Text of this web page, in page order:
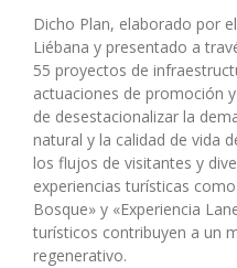
Dicho Plan, elaborado por
Liébana y presentado a
55 proyectos de
actuaciones de promoción
de desestacionalizar la
natural y la calidad de vida
los flujos de visitantes y
experiencias turísticas
Bosque» y «Experiencia
turísticos contribuyen a un
regenerativo.